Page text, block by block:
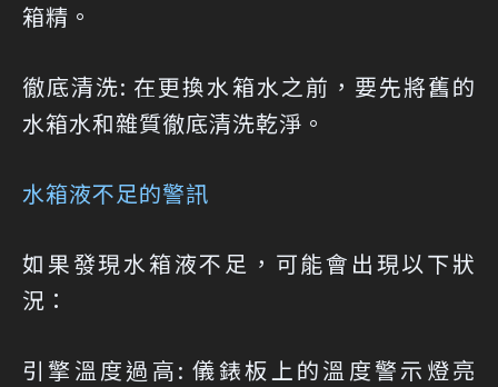
箱精。
徹底清洗: 在更換水箱水之前，要先將舊的
水箱水和雜質徹底清洗乾淨。
水箱液不足的警訊
如果發現水箱液不足，可能會出現以下狀
況：
引擎溫度過高: 儀錶板上的溫度警示燈亮